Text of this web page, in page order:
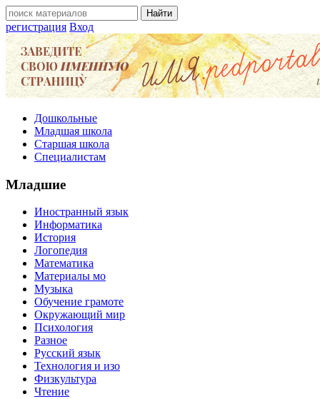
регистрация Вход
Дошкольные
Младшая школа
Старшая школа
Специалистам
Младшие
Иностранный язык
Информатика
История
Логопедия
Математика
Материалы мо
Музыка
Обучение грамоте
Окружающий мир
Психология
Разное
Русский язык
Технология и изо
Физкультура
Чтение